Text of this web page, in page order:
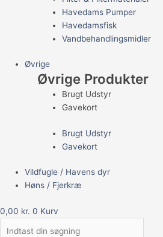
Havedams Pumper
Havedamsfisk
Vandbehandlingsmidler
Øvrige
Øvrige Produkter
Brugt Udstyr
Gavekort
Brugt Udstyr
Gavekort
Vildfugle / Havens dyr
Høns / Fjerkræ
0,00 kr. 0 Kurv